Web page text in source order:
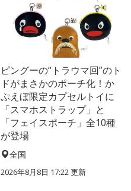
ピングーの“トラウマ回”のト
ドがまさかのポーチ化！か
ぷえぼ限定カプセルトイに
「スマホストラップ」と
「フェイスポーチ」全10種
が登場
全国
2026年8月8日 17:22更新